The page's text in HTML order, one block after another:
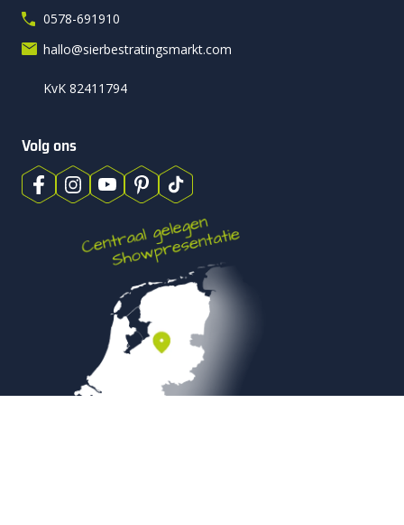
0578-691910
hallo@sierbestratingsmarkt.com
KvK 82411794
Volg ons